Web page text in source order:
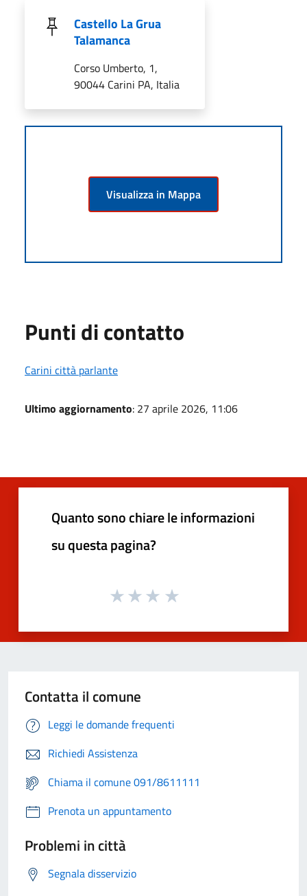
Castello La Grua
Talamanca
Corso Umberto, 1,
90044 Carini PA, Italia
Visualizza in Mappa
Punti di contatto
Carini città parlante
Ultimo aggiornamento: 27 aprile 2026, 11:06
Quanto sono chiare le informazioni
su questa pagina?
Contatta il comune
Leggi le domande frequenti
Richiedi Assistenza
Chiama il comune 091/8611111
Prenota un appuntamento
Problemi in città
Segnala disservizio